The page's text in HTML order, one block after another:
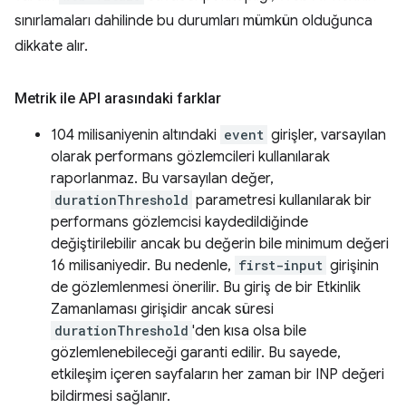
sınırlamaları dahilinde bu durumları mümkün olduğunca
dikkate alır.
Metrik ile API arasındaki farklar
104 milisaniyenin altındaki event girişler, varsayılan
olarak performans gözlemcileri kullanılarak
raporlanmaz. Bu varsayılan değer,
durationThreshold parametresi kullanılarak bir
performans gözlemcisi kaydedildiğinde
değiştirilebilir ancak bu değerin bile minimum değeri
16 milisaniyedir. Bu nedenle, first-input girişinin
de gözlemlenmesi önerilir. Bu giriş de bir Etkinlik
Zamanlaması girişidir ancak süresi
durationThreshold 'den kısa olsa bile
gözlemlenebileceği garanti edilir. Bu sayede,
etkileşim içeren sayfaların her zaman bir INP değeri
bildirmesi sağlanır.